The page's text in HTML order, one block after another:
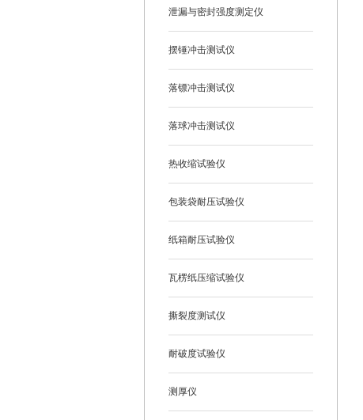
泄漏与密封强度测定仪
摆锤冲击测试仪
落镖冲击测试仪
落球冲击测试仪
热收缩试验仪
包装袋耐压试验仪
纸箱耐压试验仪
瓦楞纸压缩试验仪
撕裂度测试仪
耐破度试验仪
测厚仪